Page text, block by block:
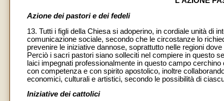
Azione dei pastori e dei fedeli
13. Tutti i figli della Chiesa si adoperino, in cordiale unità di
comunicazione sociale, secondo che le circostanze lo
prevenire le iniziative dannose, soprattutto nelle regioni
Perciò i sacri pastori siano solleciti nel compiere in questo
laici impegnati professionalmente in questo campo
con competenza e con spirito apostolico, inoltre
economici, culturali e artistici, secondo le possibilità di
Iniziative dei cattolici